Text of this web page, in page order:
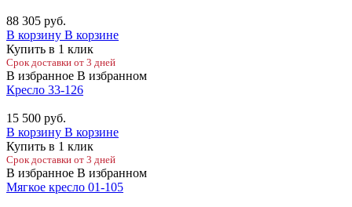
88 305 руб.
В корзину В корзине
Купить в 1 клик
Срок доставки от 3 дней
В избранное В избранном
Кресло 33-126
15 500 руб.
В корзину В корзине
Купить в 1 клик
Срок доставки от 3 дней
В избранное В избранном
Мягкое кресло 01-105